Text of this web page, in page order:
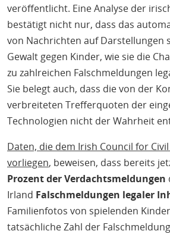
veröffentlicht. Eine Analyse der
bestätigt nicht nur, dass das
von Nachrichten auf Darstellungen
Gewalt gegen Kinder, wie sie die
zu zahlreichen Falschmeldungen
Sie belegt auch, dass die von der
verbreiteten Trefferquoten der
Technologien nicht der Wahrheit
Daten, die dem Irish Council for Civil
vorliegen, beweisen, dass bereits
Prozent der Verdachtsmeldungen
Irland Falschmeldungen legaler
Familienfotos von spielenden
tatsächliche Zahl der